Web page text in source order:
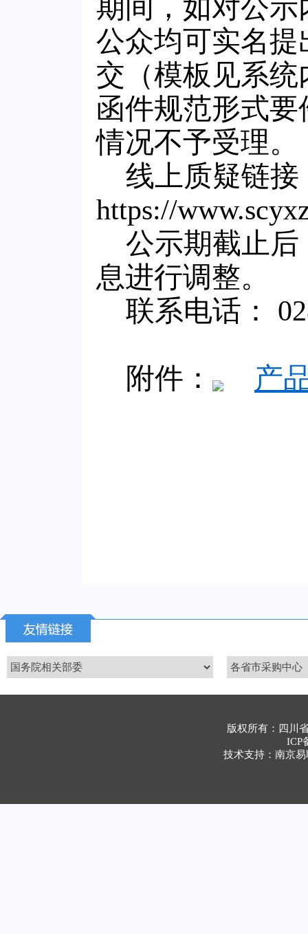
期间，如对公
公众均可实名
交（模板见系
函件规范形式
情况不予受理。
线上质疑链接
https://
公示期截止
息进行调整。
联系电话：
附件： 产
版权所有：四
ICP
技术支持：南京